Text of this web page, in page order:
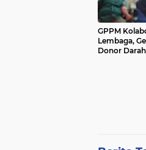
GPPM
Lembaga,
Donor Darah